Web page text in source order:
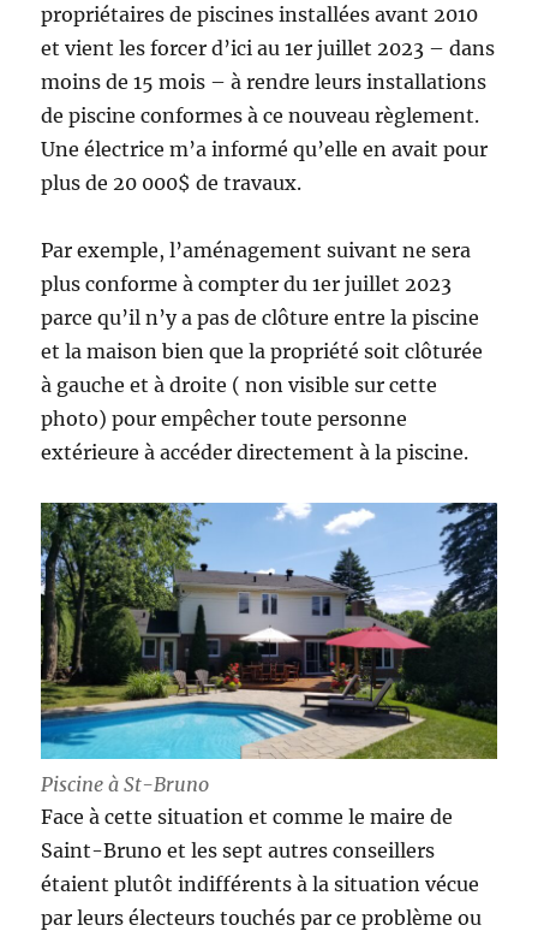
propriétaires de piscines installées avant 2010
et vient les forcer d’ici au 1er juillet 2023 – dans
moins de 15 mois – à rendre leurs installations
de piscine conformes à ce nouveau règlement.
Une électrice m’a informé qu’elle en avait pour
plus de 20 000$ de travaux.
Par exemple, l’aménagement suivant ne sera
plus conforme à compter du 1er juillet 2023
parce qu’il n’y a pas de clôture entre la piscine
et la maison bien que la propriété soit clôturée
à gauche et à droite ( non visible sur cette
photo) pour empêcher toute personne
extérieure à accéder directement à la piscine.
Piscine à St-Bruno
Face à cette situation et comme le maire de
Saint-Bruno et les sept autres conseillers
étaient plutôt indifférents à la situation vécue
par leurs électeurs touchés par ce problème ou